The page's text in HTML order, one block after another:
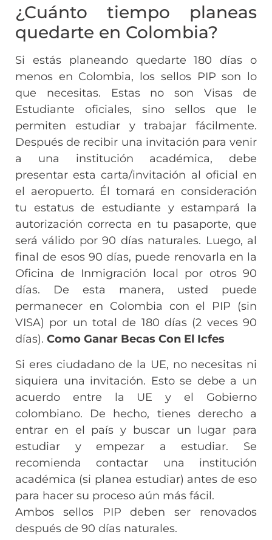
¿Cuánto tiempo planeas
quedarte en Colombia?
Si estás planeando quedarte 180 días o
menos en Colombia, los sellos PIP son lo
que necesitas. Estas no son Visas de
Estudiante oficiales, sino sellos que le
permiten estudiar y trabajar fácilmente.
Después de recibir una invitación para venir
a una institución académica, debe
presentar esta carta/invitación al oficial en
el aeropuerto. Él tomará en consideración
tu estatus de estudiante y estampará la
autorización correcta en tu pasaporte, que
será válido por 90 días naturales. Luego, al
final de esos 90 días, puede renovarla en la
Oficina de Inmigración local por otros 90
días. De esta manera, usted puede
permanecer en Colombia con el PIP (sin
VISA) por un total de 180 días (2 veces 90
días). Como Ganar Becas Con El Icfes
Si eres ciudadano de la UE, no necesitas ni
siquiera una invitación. Esto se debe a un
acuerdo entre la UE y el Gobierno
colombiano. De hecho, tienes derecho a
entrar en el país y buscar un lugar para
estudiar y empezar a estudiar. Se
recomienda contactar una institución
académica (si planea estudiar) antes de eso
para hacer su proceso aún más fácil.
Ambos sellos PIP deben ser renovados
después de 90 días naturales.